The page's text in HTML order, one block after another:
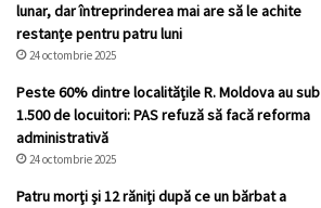
lunar, dar întreprinderea mai are să le achite
restanțe pentru patru luni
24 octombrie 2025
Peste 60% dintre localitățile R. Moldova au sub
1.500 de locuitori: PAS refuză să facă reforma
administrativă
24 octombrie 2025
Patru morţi şi 12 răniţi după ce un bărbat a